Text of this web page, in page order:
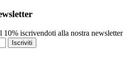
iscrivendoti alla nostra newsletter
Iscriviti